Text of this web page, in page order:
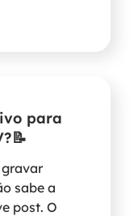
para
sabe a
post. O